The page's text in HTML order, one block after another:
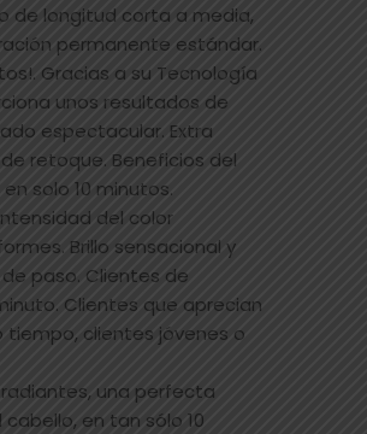
de longitud corta a media,
permanente estándar.
Gracias a su Tecnología
unos resultados de
espectacular. Extra
retoque. Beneficios del
solo 10 minutos.
del color
Brillo sensacional y
paso. Clientes de
Clientes que aprecian
tiempo, clientes jóvenes o
una perfecta
en tan sólo 10